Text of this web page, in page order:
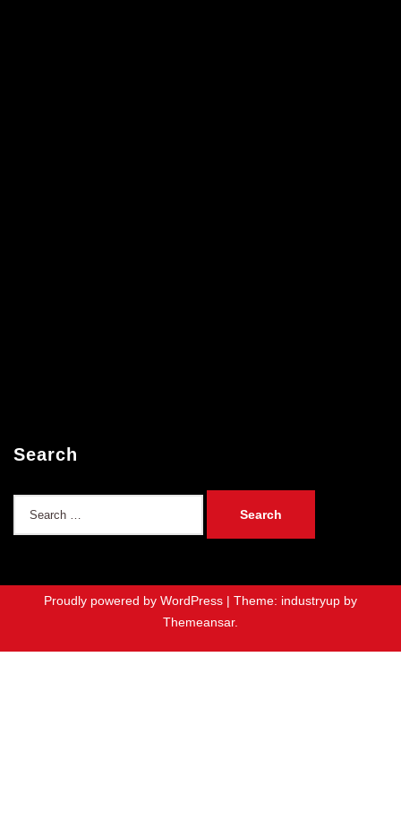
Search
Proudly powered by WordPress | Theme: industryup by
Themeansar.